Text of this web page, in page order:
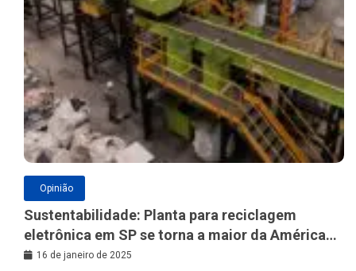
Opinião
Sustentabilidade: Planta para reciclagem
eletrônica em SP se torna a maior da América
Latina
16 de janeiro de 2025